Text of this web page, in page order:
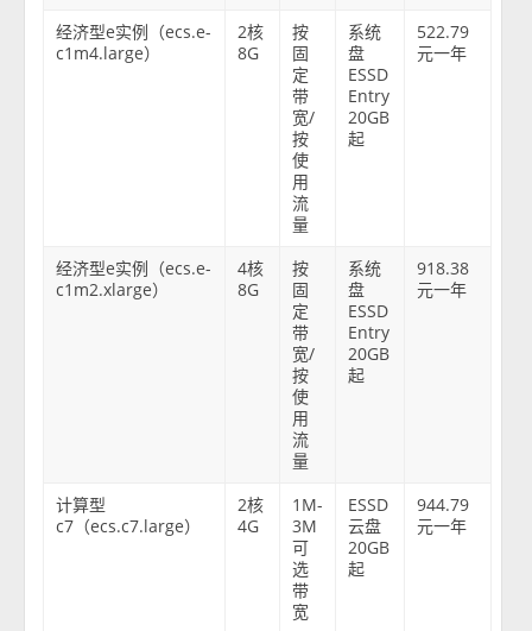
经济型e实例（ecs.e-
c1m4.large）
2核
8G
按
固
定
带
宽/
按
使
用
流
量
系统
盘
ESSD
Entry
20GB
起
522.79
元一年
经济型e实例（ecs.e-
c1m2.xlarge）
4核
8G
按
固
定
带
宽/
按
使
用
流
量
系统
盘
ESSD
Entry
20GB
起
918.38
元一年
计算型
c7（ecs.c7.large）
2核
4G
1M-
3M
可
选
带
宽
ESSD
云盘
20GB
起
944.79
元一年